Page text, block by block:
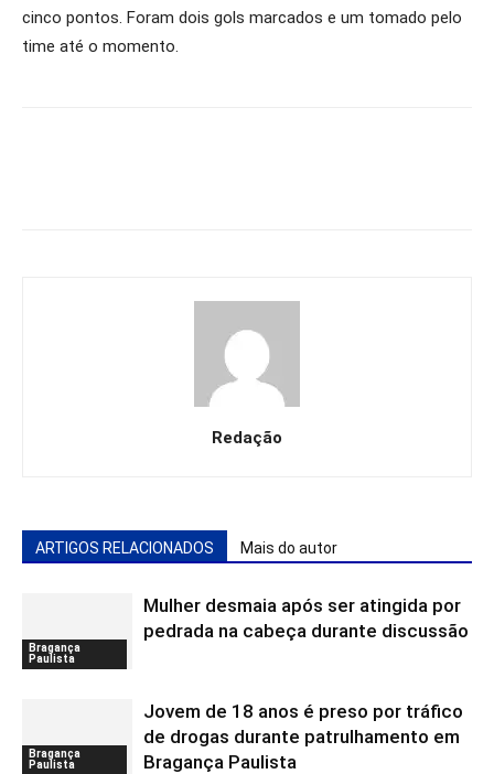
cinco pontos. Foram dois gols marcados e um tomado pelo
time até o momento.
Redação
ARTIGOS RELACIONADOS Mais do autor
Bragança
Paulista
Mulher desmaia após ser atingida por
pedrada na cabeça durante discussão
Bragança
Paulista
Jovem de 18 anos é preso por tráfico
de drogas durante patrulhamento em
Bragança Paulista